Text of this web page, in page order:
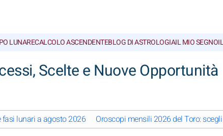
LUNARECALCOLO ASCENDENTEBLOG DI ASTROLOGIAIL MIO SEGNO
Scelte e Nuove Opportunità
fasi lunari a agosto 2026 Oroscopi mensili 2026 del Toro: scegli